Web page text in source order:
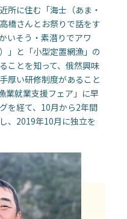
所に住む「海士（あま・
橋さんとお祭りで話をす
いそう・素潜りでアワ
」と「小型定置網漁」の
ことを知って、俄然興味
厚い研修制度があること
業就業支援フェア」に早
を経て、10月から2年間
、2019年10月に独立を